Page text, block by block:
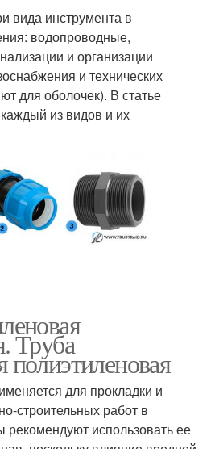
вида инструмента в
водопроводные,
и организации
и технических
для оболочек). В статье
из видов и их
Труба
полиэтиленовая
для прокладки и
строительных работ в
использовать ее